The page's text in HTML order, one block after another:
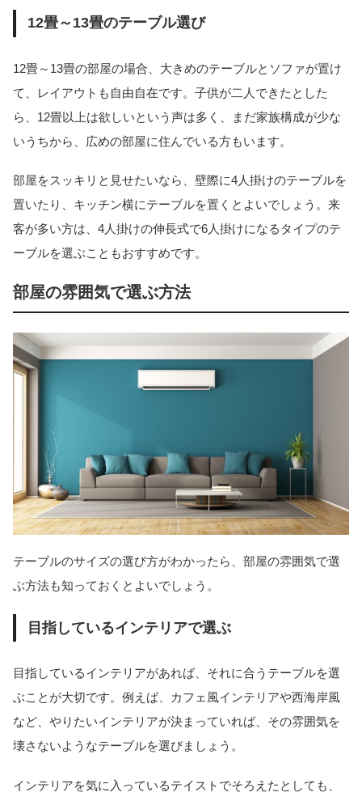
12畳～13畳のテーブル選び
12畳～13畳の部屋の場合、大きめのテーブルとソファが置け
て、レイアウトも自由自在です。子供が二人できたとした
ら、12畳以上は欲しいという声は多く、まだ家族構成が少な
いうちから、広めの部屋に住んでいる方もいます。
部屋をスッキリと見せたいなら、壁際に4人掛けのテーブルを
置いたり、キッチン横にテーブルを置くとよいでしょう。来
客が多い方は、4人掛けの伸長式で6人掛けになるタイプのテ
ーブルを選ぶこともおすすめです。
部屋の雰囲気で選ぶ方法
テーブルのサイズの選び方がわかったら、部屋の雰囲気で選
ぶ方法も知っておくとよいでしょう。
目指しているインテリアで選ぶ
目指しているインテリアがあれば、それに合うテーブルを選
ぶことが大切です。例えば、カフェ風インテリアや西海岸風
など、やりたいインテリアが決まっていれば、その雰囲気を
壊さないようなテーブルを選びましょう。
インテリアを気に入っているテイストでそろえたとしても、